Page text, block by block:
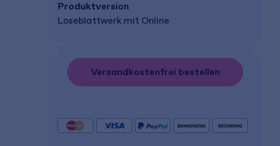
Produkt­version
Loseblattwerk mit Online
Versandkostenfrei bestellen